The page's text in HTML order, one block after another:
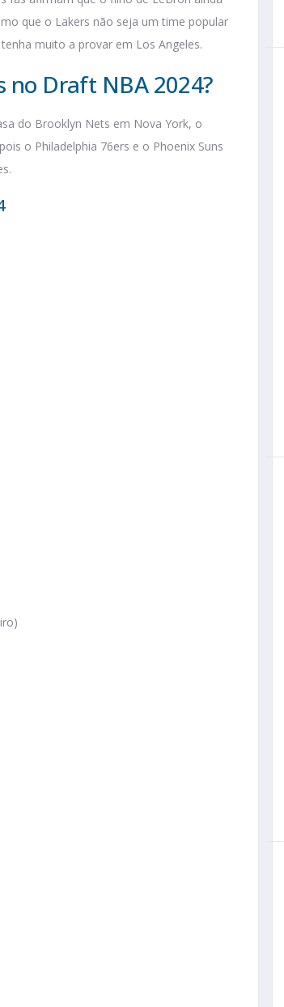
que o Lakers não seja um time popular
muito a provar em Los Angeles.
no Draft NBA 2024?
do Brooklyn Nets em Nova York, o
o Philadelphia 76ers e o Phoenix Suns